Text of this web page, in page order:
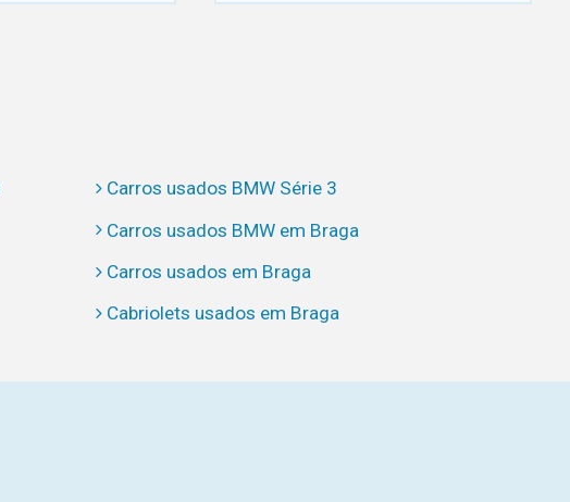
Carros usados BMW Série 3
Carros usados BMW em Braga
Carros usados em Braga
Cabriolets usados em Braga